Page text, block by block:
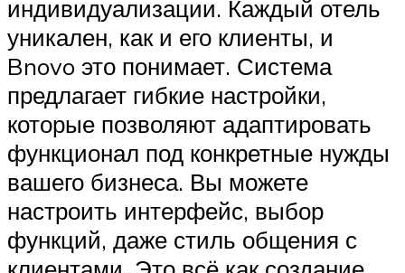
индивидуализации. Каждый отель
уникален, как и его клиенты, и
Bnovo это понимает. Система
предлагает гибкие настройки,
которые позволяют адаптировать
функционал под конкретные нужды
вашего бизнеса. Вы можете
настроить интерфейс, выбор
функций, даже стиль общения с